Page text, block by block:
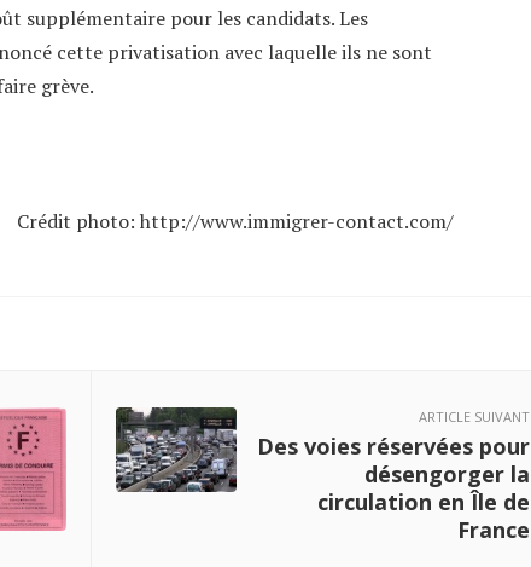
supplémentaire pour les candidats. Les
cette privatisation avec laquelle ils ne sont
grève.
Crédit photo: http://www.immigrer-contact.com/
ARTICLE SUIVANT
Des voies réservées pour
désengorger la
circulation en Île de
France